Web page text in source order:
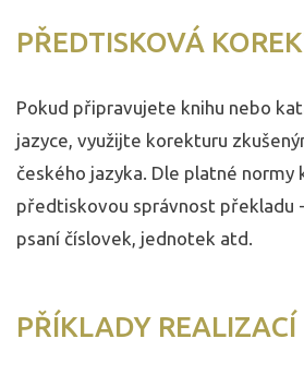
PŘEDTISKOVÁ
Pokud připravujete knihu nebo
jazyce, využijte korekturu
českého jazyka. Dle platné
předtiskovou správnost překladu
psaní číslovek, jednotek atd.
PŘÍKLADY REALIZACÍ